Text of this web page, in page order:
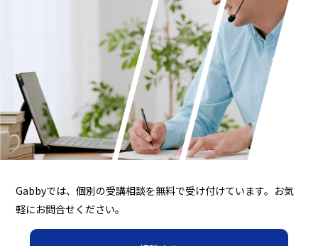
Gabbyでは、個別の受講相談を無料で受け付けています。お気
軽にお問合せください。